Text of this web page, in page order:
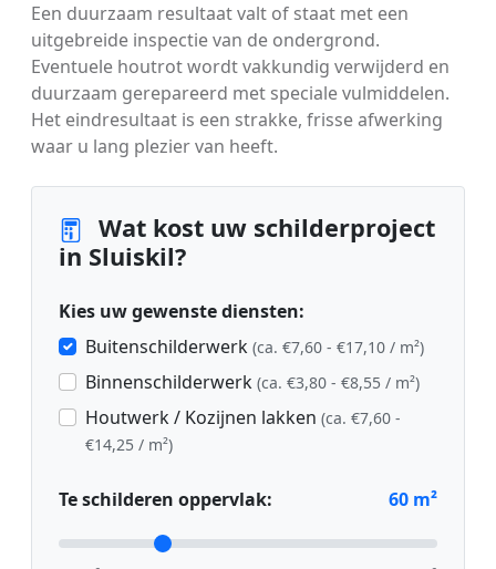
Een duurzaam resultaat valt of staat met een
uitgebreide inspectie van de ondergrond.
Eventuele houtrot wordt vakkundig verwijderd en
duurzaam gerepareerd met speciale vulmiddelen.
Het eindresultaat is een strakke, frisse afwerking
waar u lang plezier van heeft.
Wat kost uw schilderproject
in Sluiskil?
Kies uw gewenste diensten:
Buitenschilderwerk (ca. €7,60 - €17,10 / m²)
Binnenschilderwerk (ca. €3,80 - €8,55 / m²)
Houtwerk / Kozijnen lakken (ca. €7,60 -
€14,25 / m²)
Te schilderen oppervlak: 60 m²